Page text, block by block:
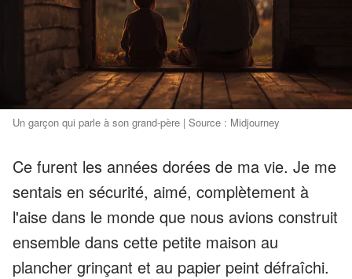
Un garçon qui parle à son grand-père | Source : Midjourney
Ce furent les années dorées de ma vie. Je me
sentais en sécurité, aimé, complètement à
l'aise dans le monde que nous avions construit
ensemble dans cette petite maison au
plancher grinçant et au papier peint défraîchi.